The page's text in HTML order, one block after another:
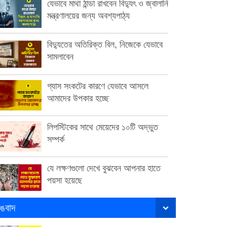
যেভাবে মাথা ঠান্ডা রাখবেন বিদ্যুৎ ও জ্বালানি
মন্ত্রণালয়ের জন্য অবশ্যপাঠ্য
বিদ্যুতের অতিরিক্ত বিল, নিজেকে যেভাবে
সামলাবেন
গ্যাস সংকটের কারণে যেভাবে আসলে
আমাদের উপকার হচ্ছে
লিপস্টিকের সাথে মেয়েদের ১০টি অদ্ভুত
সম্পর্ক
যে লক্ষণগুলো দেখে বুঝবেন আপনার হাতে
পয়সা হয়েছে